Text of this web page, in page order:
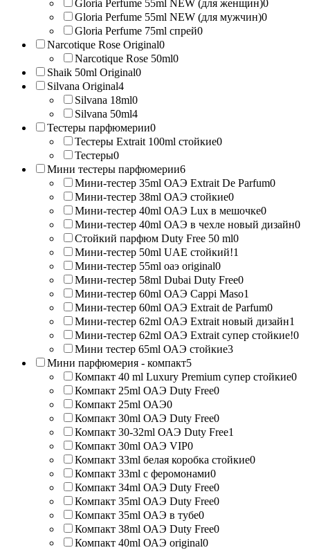
Gloria Perfume 55ml NEW (для женщин)0
Gloria Perfume 55ml NEW (для мужчин)0
Gloria Perfume 75ml спрей0
Narcotique Rose Original0
Narcotique Rose 50ml0
Shaik 50ml Original0
Silvana Original4
Silvana 18ml0
Silvana 50ml4
Тестеры парфюмерии0
Тестеры Extrait 100ml стойкие0
Тестеры0
Мини тестеры парфюмерии6
Мини-тестер 35ml ОАЭ Extrait De Parfum0
Мини-тестер 38ml ОАЭ стойкие0
Мини-тестер 40ml ОАЭ Lux в мешочке0
Мини-тестер 40ml ОАЭ в чехле новый дизайн0
Стойкий парфюм Duty Free 50 ml0
Мини-тестер 50ml UAE стойкий!1
Мини-тестер 55ml оаэ original0
Мини-тестер 58ml Dubai Duty Free0
Мини-тестер 60ml ОАЭ Cappi Maso1
Мини-тестер 60ml ОАЭ Extrait de Parfum0
Мини-тестер 62ml ОАЭ Extrait новый дизайн1
Мини-тестер 62ml ОАЭ Extrait супер стойкие!0
Мини тестер 65ml ОАЭ стойкие3
Мини парфюмерия - компакт5
Компакт 40 ml Luxury Premium супер стойкие0
Компакт 25ml ОАЭ Duty Free0
Компакт 25ml ОАЭ0
Компакт 30ml ОАЭ Duty Free0
Компакт 30-32ml ОАЭ Duty Free1
Компакт 30ml ОАЭ VIP0
Компакт 33ml белая коробка стойкие0
Компакт 33ml с феромонами0
Компакт 34ml ОАЭ Duty Free0
Компакт 35ml ОАЭ Duty Free0
Компакт 35ml ОАЭ в тубе0
Компакт 38ml ОАЭ Duty Free0
Компакт 40ml ОАЭ original0